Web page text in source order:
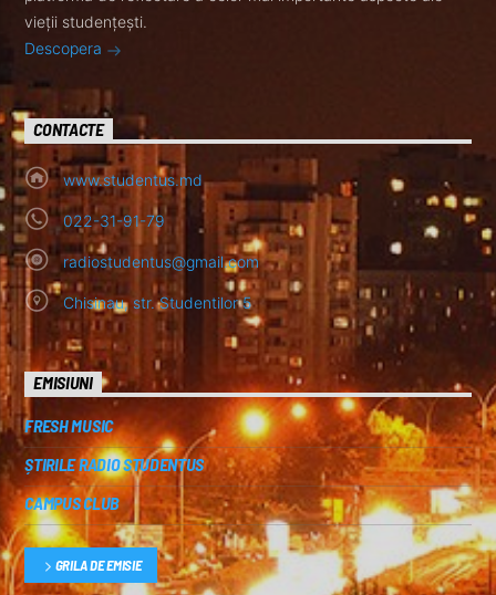
vieții studențești.
Descopera
CONTACTE
www.studentus.md
022-31-91-79
radiostudentus@gmail.com
Chisinau, str. Studentilor 5
EMISIUNI
FRESH MUSIC
ȘTIRILE RADIO STUDENTUS
CAMPUS CLUB
GRILA DE EMISIE